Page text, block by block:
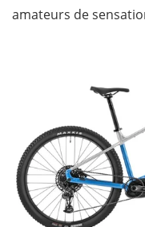
amateurs de